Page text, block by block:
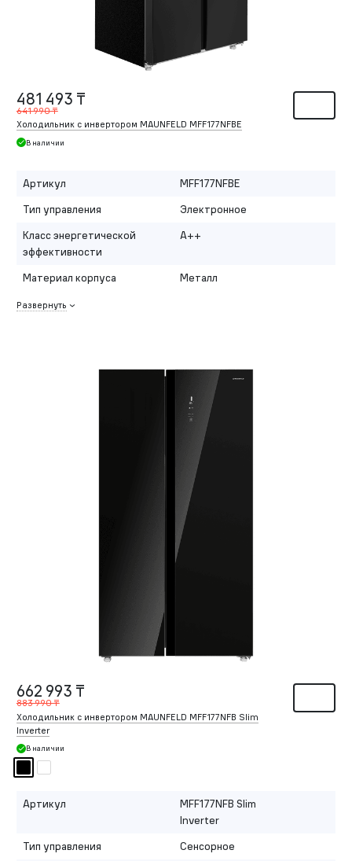
481 493 ₸
641 990 ₸
Холодильник с инвертором MAUNFELD MFF177NFBE
В наличии
Артикул
MFF177NFBE
Тип управления
Электронное
Класс энергетической
эффективности
A++
Материал корпуса Металл
Развернуть
662 993 ₸
883 990 ₸
Холодильник с инвертором MAUNFELD MFF177NFB Slim
Inverter
В наличии
Артикул
MFF177NFB Slim
Inverter
Тип управления
Сенсорное